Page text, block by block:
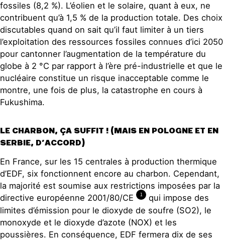
fossiles (8,2 %). L’éolien et le solaire, quant à eux, ne
contribuent qu’à 1,5 % de la production totale. Des choix
discutables quand on sait qu’il faut limiter à un tiers
l’exploitation des ressources fossiles connues d’ici 2050
pour cantonner l’augmentation de la température du
globe à 2 °C par rapport à l’ère pré-industrielle et que le
nucléaire constitue un risque inacceptable comme le
montre, une fois de plus, la catastrophe en cours à
Fukushima.
LE CHARBON, ÇA SUFFIT ! (MAIS EN POLOGNE ET EN
SERBIE, D’ACCORD)
En France, sur les 15 centrales à production thermique
d’EDF, six fonctionnent encore au charbon. Cependant,
la majorité est soumise aux restrictions imposées par la
directive européenne 2001/80/CE
1
qui impose des
limites d’émission pour le dioxyde de soufre (SO2), le
monoxyde et le dioxyde d’azote (NOX) et les
poussières. En conséquence, EDF fermera dix de ses